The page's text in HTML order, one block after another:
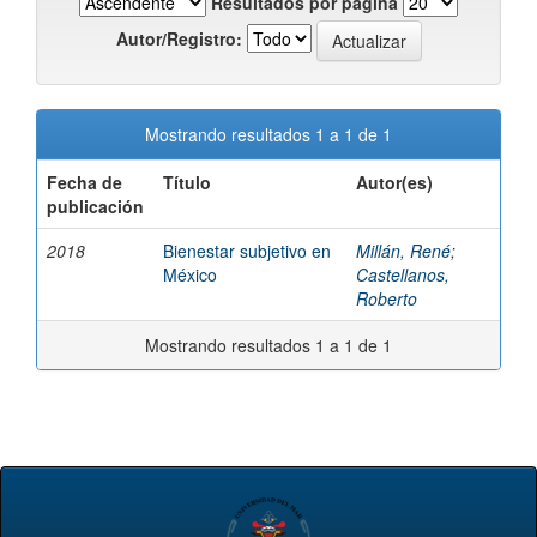
Autor/Registro:
Mostrando resultados 1 a 1 de 1
Fecha de
publicación
Título Autor(es)
2018
Bienestar subjetivo en
México
Millán, René;
Castellanos,
Roberto
Mostrando resultados 1 a 1 de 1